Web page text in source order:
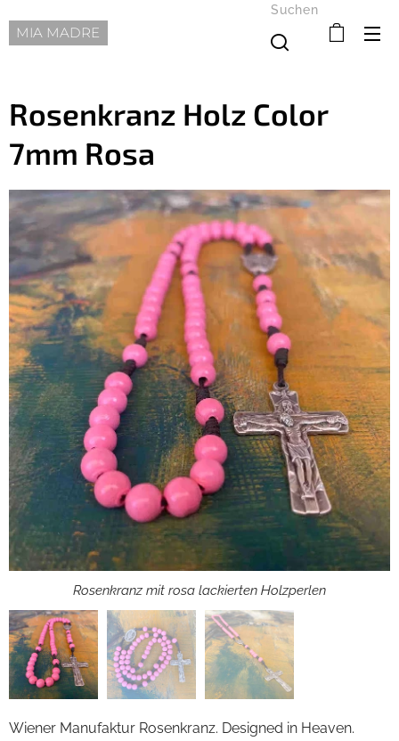
MIA MADRE
Suchen
Rosenkranz Holz Color
7mm Rosa
Rosenkranz mit rosa lackierten Holzperlen
Rosa Rosenkranz mit Wunderbarer Medaille als Herzstück und
Kreuz zur Hl. Dreifaltigkeit
Klassischer 7mm Rosenkranz in Farbe Rosa
Wiener Manufaktur Rosenkranz. Designed in Heaven.